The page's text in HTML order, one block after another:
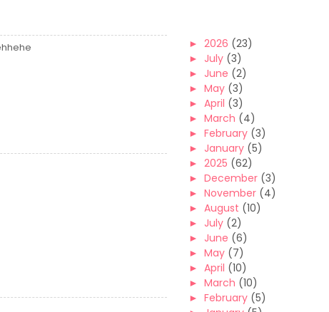
► 2026 (23)
► July (3)
► June (2)
► May (3)
► April (3)
► March (4)
► February (3)
► January (5)
► 2025 (62)
► December (3)
► November (4)
► August (10)
► July (2)
► June (6)
► May (7)
► April (10)
► March (10)
► February (5)